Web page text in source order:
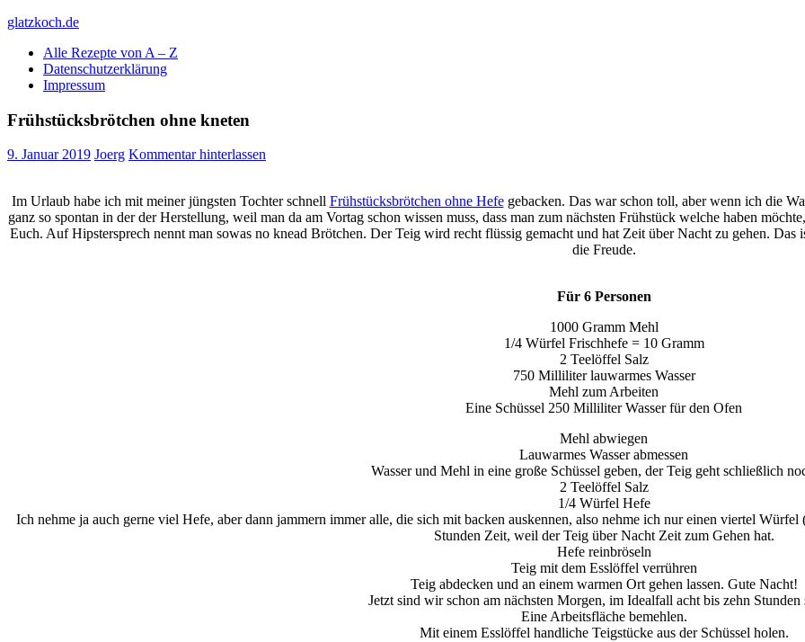
Skip
content
glatzkoch.de
Kochen für Doofe und Genießer
Alle Rezepte von A – Z
Datenschutzerklärung
Impressum
Frühstücksbrötchen ohne kneten
9. Januar 2019 Joerg Kommentar hinterlassen
Im Urlaub habe ich mit meiner jüngsten Tochter schnell Frühstücksbrötchen ohne Hefegebacken. Das war schon toll, aber wenn ich die
ganz so spontan in der der Herstellung, weil man da am Vortag schon wissen muss, dass man zum nächsten Frühstück welche haben
Euch. Auf Hipstersprech nennt man sowas no knead Brötchen. Der Teig wird recht flüssig gemacht und hat Zeit über Nacht zu gehen.
die Freude.
Für 6 Personen
1000 Gramm Mehl
1/4 Würfel Frischhefe = 10 Gramm
2 Teelöffel Salz
750 Milliliter lauwarmes Wasser
Mehl zum Arbeiten
Eine Schüssel 250 Milliliter Wasser für den Ofen
Mehl abwiegen
Lauwarmes Wasser abmessen
Wasser und Mehl in eine große Schüssel geben, der Teig geht schließlich
2 Teelöffel Salz
1/4 Würfel Hefe
Ich nehme ja auch gerne viel Hefe, aber dann jammern immer alle, die sich mit backen auskennen, also nehme ich nur einen viertel
Stunden Zeit, weil der Teig über Nacht Zeit zum Gehen hat.
Hefe reinbröseln
Teig mit dem Esslöffel verrühren
Teig abdecken und an einem warmen Ort gehen lassen. Gute Nacht!
Jetzt sind wir schon am nächsten Morgen, im Idealfall acht bis zehn Stunden
Eine Arbeitsfläche bemehlen.
Mit einem Esslöffel handliche Teigstücke aus der Schüssel holen.